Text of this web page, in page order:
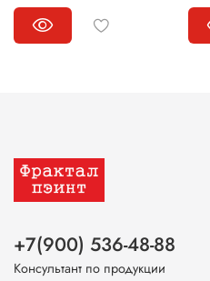
+7(900) 536-48-88
Консультант по продукции